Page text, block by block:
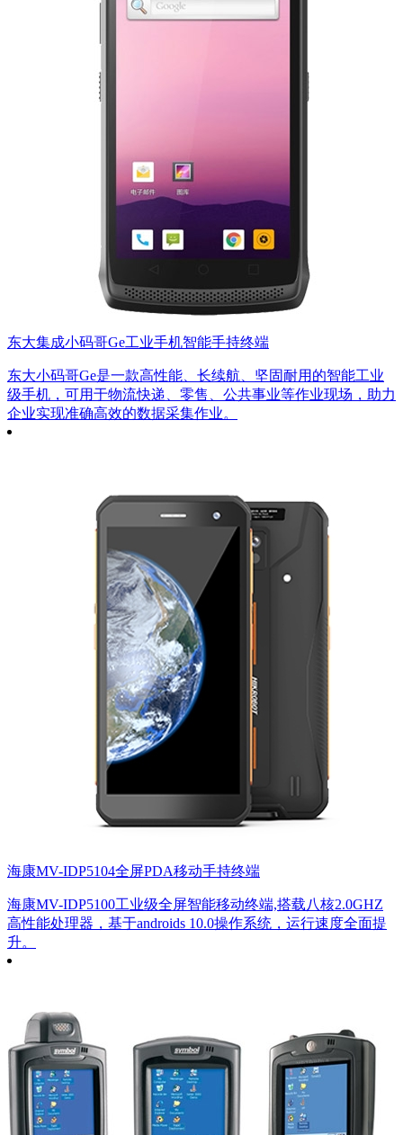
东大集成小码哥Ge工业手机智能手持终端
东大小码哥Ge是一款高性能、长续航、坚固耐用的智能工业
级手机，可用于物流快递、零售、公共事业等作业现场，助力
企业实现准确高效的数据采集作业。
海康MV-IDP5104全屏PDA移动手持终端
海康MV-IDP5100工业级全屏智能移动终端,搭载八核2.0GHZ
高性能处理器，基于androids 10.0操作系统，运行速度全面提
升。